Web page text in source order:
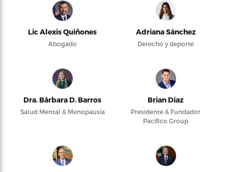
Lic Alexis Quiñones
Abogado
Adriana Sánchez
Derecho y deporte
Dra. Bárbara D. Barros
Salud Mental & Menopausia
Brian Díaz
Presidente & Fundador
Pacifico Group